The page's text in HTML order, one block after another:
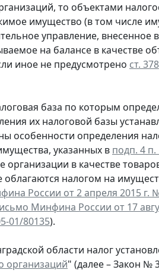
то объектами
имущество (в том числе
управление, внесенное
на балансе в качестве
иное не предусмотрено ст. 378
база по которым
их налоговой базы
особенности определения
указанных в подп. 4
в качестве
облагаются налогом на
России от 2 апреля 2015 г.
Минфина России от 17
01/80135).
области налог
организаций" (далее – Закон №